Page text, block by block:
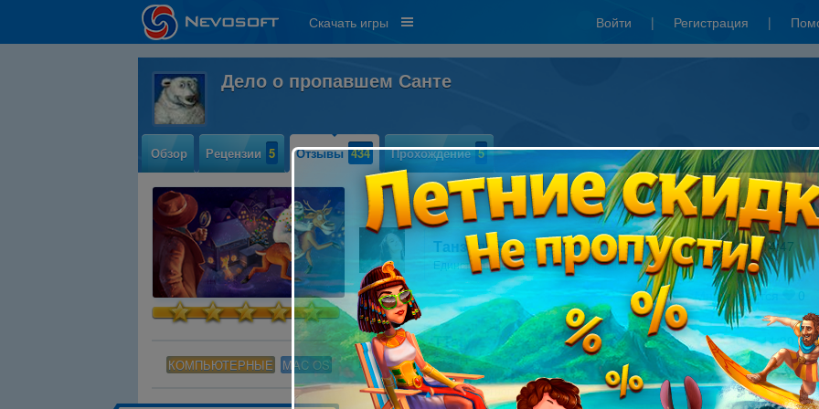
Скачать игры Войти | Регистрация |
Дело о пропавшем Санте
Обзор Рецензии 5 Отзывы 434 Прохождение 5
КОМПЬЮТЕРНЫЕ MAC OS
Написать отзыв
Танзиля Губайдуллина 30.12.2013 14:47
Единственный плюс-Уморительный Олень))))
Мне нравится 0
TTaty 14.01.2013 11:30
Станьте частным детективом и расследуйте дело века: «Дело о
пропавшем Санте».
В роли частного детектива Артура Найта (он сменил работу и ушел
на вольные фронта частного сыска) вам предстоит невероятное,